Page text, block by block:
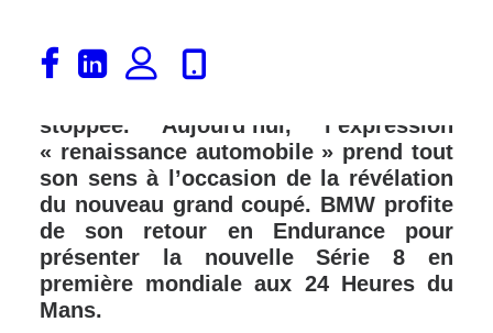
C’était le siècle dernier précisément en
1989. La Série 8 était née, puis, 10 ans
stoppée. Aujourd’hui, l’expression
« renaissance automobile » prend tout
son sens à l’occasion de la révélation
du nouveau grand coupé. BMW profite
de son retour en Endurance pour
présenter la nouvelle Série 8 en
première mondiale aux 24 Heures du
Mans.